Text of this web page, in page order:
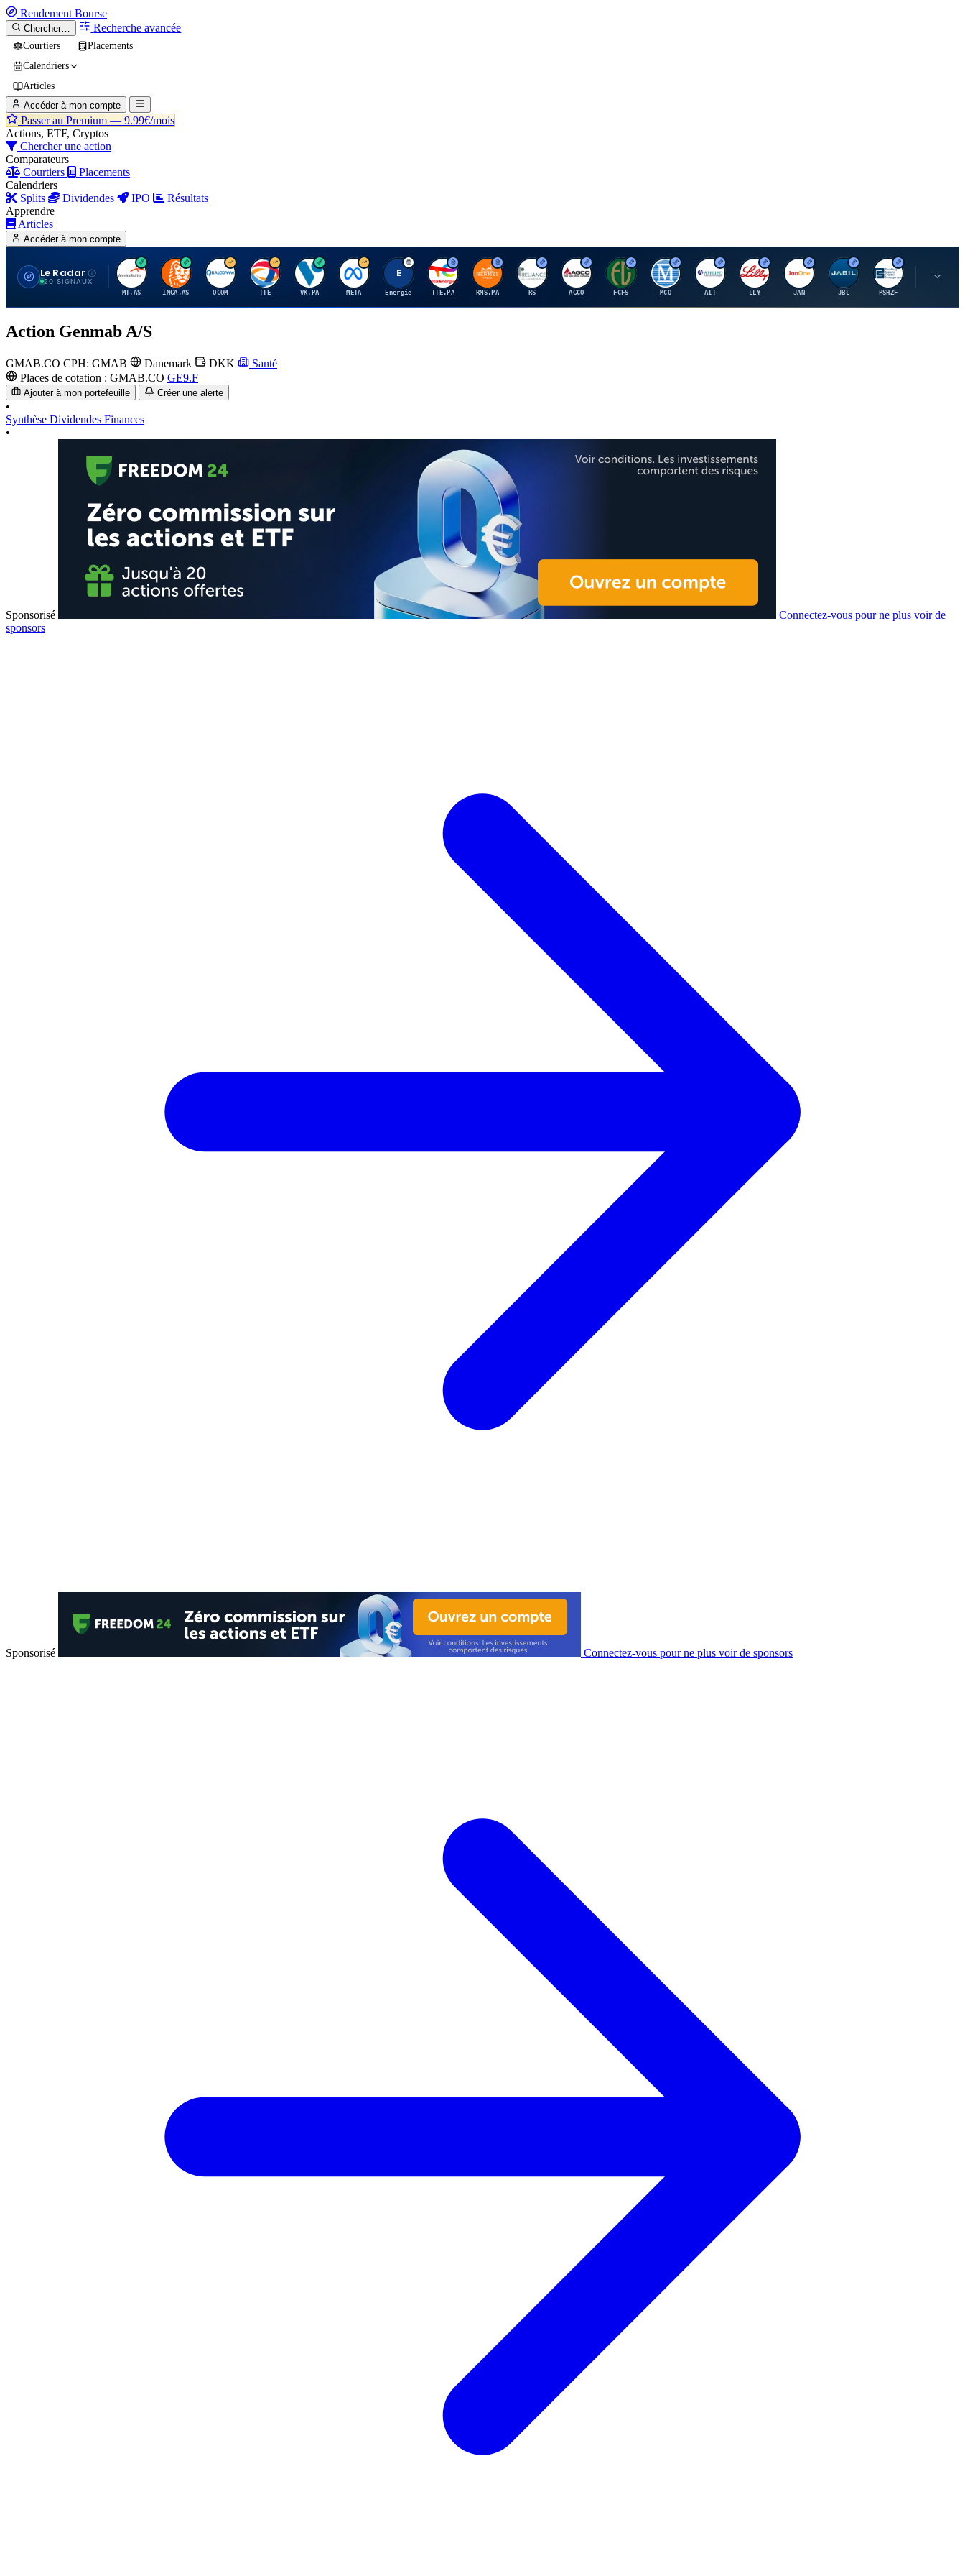
Rendement Bourse
Chercher… Recherche avancée
Courtiers
Placements
Calendriers
Articles
Accéder à mon compte
Passer au Premium — 9.99€/mois
Actions, ETF, Cryptos
Chercher une action
Comparateurs
Courtiers
Placements
Calendriers
Splits
Dividendes IPO
Résultats
Apprendre
Articles
Accéder à mon compte
Le Radar
20 SIGNAUX
A
MT.AS
I
INGA.AS
Q
QCOM
T
TTE
V
VK.PA
M
META
E
Energie
T
TTE.PA
H
RMS.PA
R
RS
A
AGCO
F
FCFS
M
MCO
A
AIT
E
LLY
J
JAN
J
JBL
P
PSHZF
O
Action Genmab A/S
GMAB.CO CPH: GMAB Danemark DKK
Santé
Places de cotation : GMAB.CO GE9.F
Ajouter à mon portefeuille Créer une alerte
•
Synthèse Dividendes Finances
•
Sponsorisé
Connectez-vous pour ne plus voir de
sponsors
Sponsorisé Connectez-vous pour ne plus voir de sponsors